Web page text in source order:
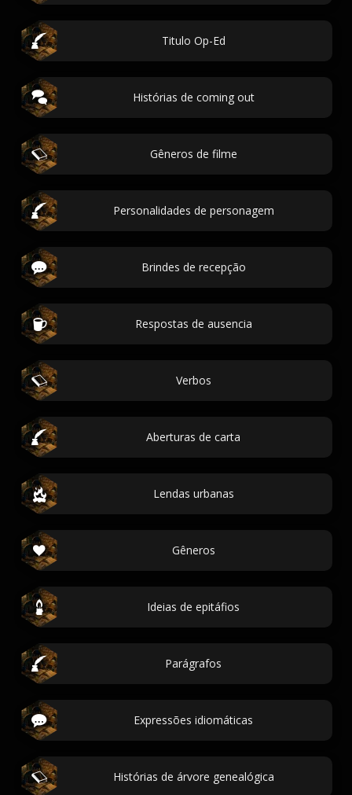
Titulo Op-Ed
Histórias de coming out
Gêneros de filme
Personalidades de personagem
Brindes de recepção
Respostas de ausencia
Verbos
Aberturas de carta
Lendas urbanas
Gêneros
Ideias de epitáfios
Parágrafos
Expressões idiomáticas
Histórias de árvore genealógica